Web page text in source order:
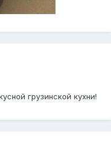
грузинской кухни!